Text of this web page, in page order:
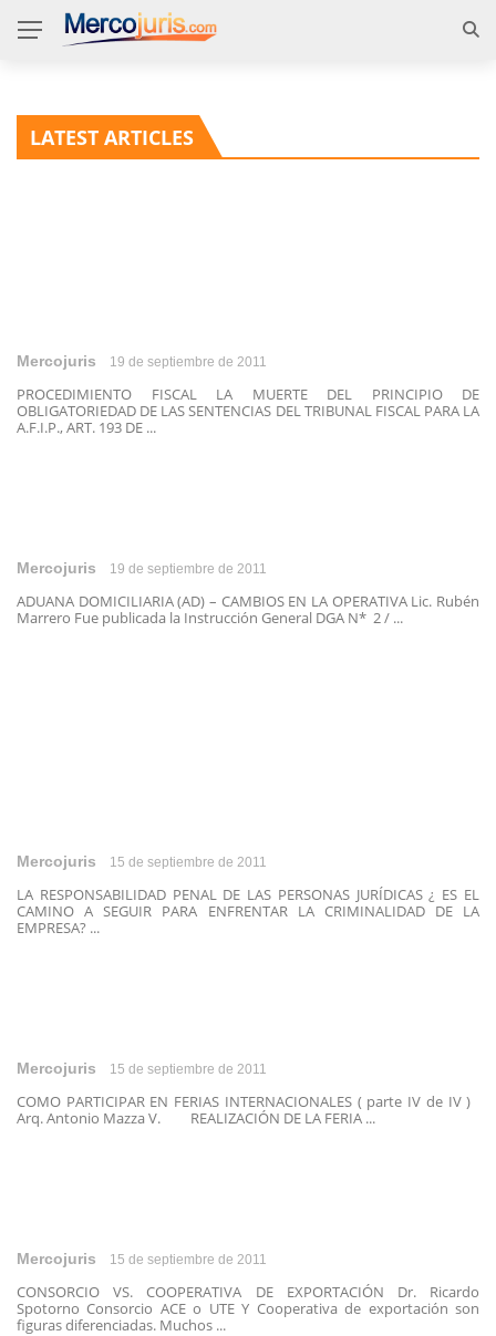
LATEST ARTICLES
Mercojuris 19 de septiembre de 2011
PROCEDIMIENTO FISCAL LA MUERTE DEL PRINCIPIO DE
OBLIGATORIEDAD DE LAS SENTENCIAS DEL TRIBUNAL FISCAL PARA LA
A.F.I.P., ART. 193 DE ...
Mercojuris 19 de septiembre de 2011
ADUANA DOMICILIARIA (AD) – CAMBIOS EN LA OPERATIVA Lic. Rubén
Marrero Fue publicada la Instrucción General DGA N* 2 / ...
Mercojuris 15 de septiembre de 2011
LA RESPONSABILIDAD PENAL DE LAS PERSONAS JURÍDICAS ¿ ES EL
CAMINO A SEGUIR PARA ENFRENTAR LA CRIMINALIDAD DE LA
EMPRESA? ...
Mercojuris 15 de septiembre de 2011
COMO PARTICIPAR EN FERIAS INTERNACIONALES ( parte IV de IV )
Arq. Antonio Mazza V. REALIZACIÓN DE LA FERIA ...
Mercojuris 15 de septiembre de 2011
CONSORCIO VS. COOPERATIVA DE EXPORTACIÓN Dr. Ricardo
Spotorno Consorcio ACE o UTE Y Cooperativa de exportación son
figuras diferenciadas. Muchos ...